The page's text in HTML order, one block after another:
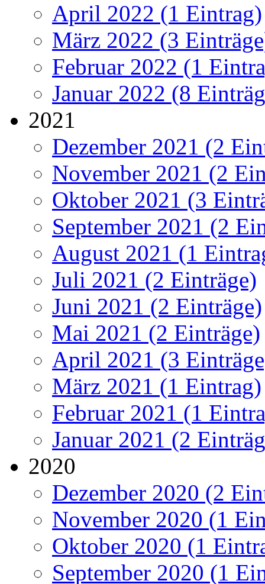
April 2022 (1 Eintrag)
März 2022 (3
Februar 2022 (1
Januar 2022 (8
2021
Dezember 2021 (2
November 2021 (2
Oktober 2021 (3
September 2021 (2
August 2021 (1
Juli 2021 (2 Einträge)
Juni 2021 (2 Einträge)
Mai 2021 (2 Einträge)
April 2021 (3
März 2021 (1 Eintrag)
Februar 2021 (1
Januar 2021 (2
2020
Dezember 2020 (2
November 2020 (1
Oktober 2020 (1
September 2020 (1